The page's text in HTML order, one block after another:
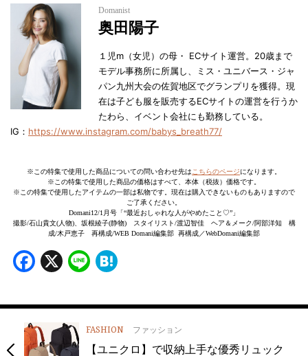
Domanist
奥田陽子
１児m（女児）の母・ ECサイト運営。20歳まで
モデル事務所に所属し、ミス・ユニバース・ジャ
パン九州大会の佐賀地区でグランプリを獲得。現
在は子ども服を販売するECサイトの運営を行うか
たわら、イベント会社にも勤務している。
IG： https://www.instagram.com/babys_breath77/
※この特集で使用した商品についての問い合わせ先は こちらのページになります。
※この特集で使用した商品の価格はすべて、本体（税抜）価格です。
※この特集で使用したアイテムの一部は私物です。現在は購入できないものもありますので
ご了承ください。
Domani12/1月号「“最近おしゃれな人がやめたこと♡”」
撮影/石山貴文(人物)、坂根綾子(静物) スタイリスト/渡辺智佳 ヘア＆メーク/阿部洋知 構
成/木戸恵子 再構成/WEB Domani編集部 再構成／WebDomani編集部
Facebook
X Line
FASHION ファッション
【ユニクロ】で収納上手な優秀リュック